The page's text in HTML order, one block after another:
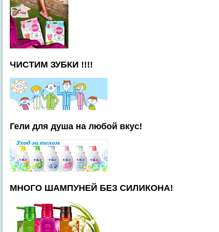
ЧИСТИМ ЗУБКИ !!!!
Гели для душа на любой вкус!
МНОГО ШАМПУНЕЙ БЕЗ СИЛИКОНА!